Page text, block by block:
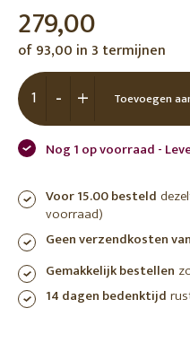
279,00
of 93,00 in 3 termijnen
+
- Toevoegen
Nog 1 op voorraad -
Voor 15.00 besteld
voorraad)
Geen verzendkosten
Gemakkelijk bestellen
14 dagen bedenktijd